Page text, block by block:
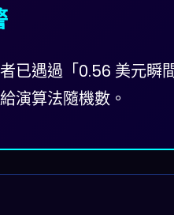
已遇過「0.56 美元瞬
演算法隨機數。